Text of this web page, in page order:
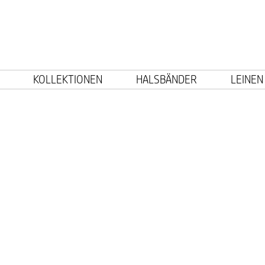
KOLLEKTIONEN HALSBÄNDER LEINEN